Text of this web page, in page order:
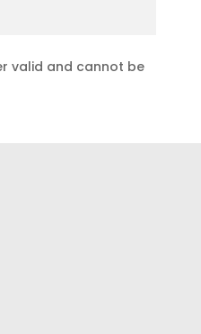
valid and cannot be